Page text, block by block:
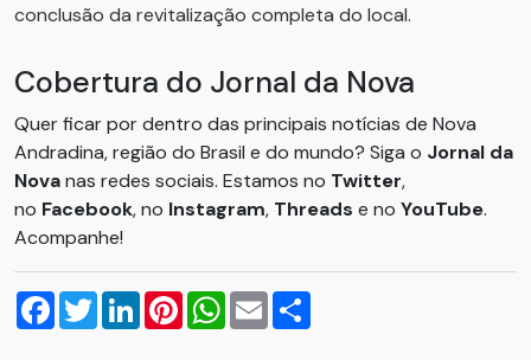
conclusão da revitalização completa do local.
Cobertura do Jornal da Nova
Quer ficar por dentro das principais notícias de Nova
Andradina, região do Brasil e do mundo? Siga o Jornal da
Novanas redes sociais. Estamos no Twitter,
no Facebook, no Instagram, Threads e no YouTube.
Acompanhe!
Facebook
TwitterLinkedInPinterestWhatsApp
Email